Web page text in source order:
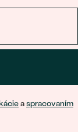
aspracovaním